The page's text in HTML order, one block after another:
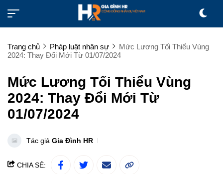
Trang chủ Pháp luật nhân sự
Mức Lương Tối Thiểu Vùng
2024: Thay Đổi Mới Từ 01/07/2024
Mức Lương Tối Thiểu Vùng
2024: Thay Đổi Mới Từ
01/07/2024
Tác giả Gia Đình HR
CHIA SẺ: